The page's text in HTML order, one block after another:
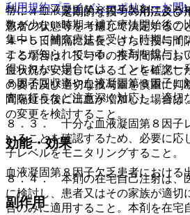
特に、血液凝固第８因子製剤による
数が少ない時期（補充療法開始後の
集中して補充療法を受けた時期にイ
ことが知られている。本剤を投与し
得られない場合には、インヒビター
８因子回収率や血液凝固第８因子に
査を行うなど注意深く対応し、適切
８．３． 十分な血液凝固第８因子
いることを確認するため、必要に応
子レベルをモニタリングすること。
８．４． 本剤の在宅自己注射は、
に検討し、患者又はその家族が適切
合のみに適用すること。本剤を在宅
７．４． 定期的な投与の用法及び
患者の状態等を考慮して決定するこ
４〜５日間隔に延長、さらに投与間
する場合は、投与中の投与間隔にお
血状況が安定していることを確認し
の要否及び適切な投与量を慎重に判
間隔延長後に出血が増加した場合は
の変更を検討すること。
効能・効果
血液凝固第８因子欠乏患者における
副作用
利用規約プライバシーポリシーお問